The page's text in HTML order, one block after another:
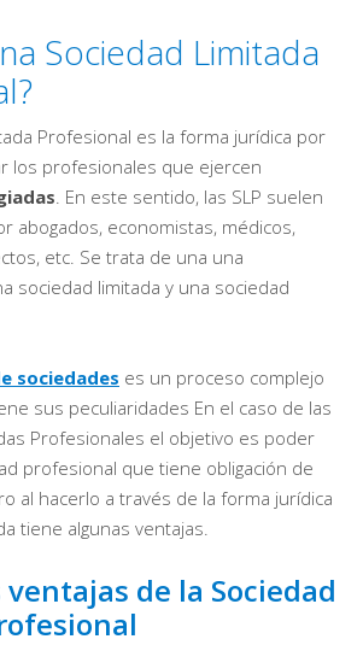
Sociedad Limitada
Profesional es la forma jurídica por
los profesionales que ejercen
. En este sentido, las SLP suelen
abogados, economistas, médicos,
etc. Se trata de una una
sociedad limitada y una sociedad
sociedades es un proceso complejo
sus peculiaridades En el caso de las
Profesionales el objetivo es poder
profesional que tiene obligación de
al hacerlo a través de la forma jurídica
tiene algunas ventajas.
de la Sociedad